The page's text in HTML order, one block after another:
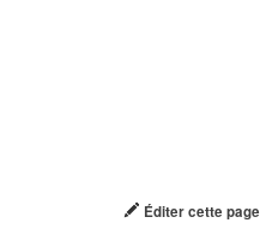
Éditer cette page